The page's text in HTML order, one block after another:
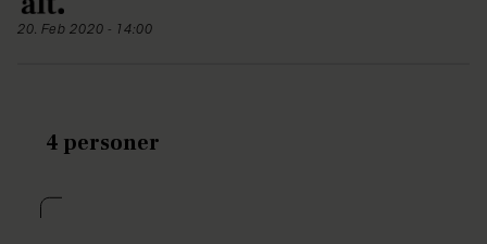
20. Feb 2020 - 14:00
4 personer